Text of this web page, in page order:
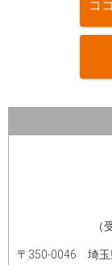
コ
（
〒350-0046 埼玉